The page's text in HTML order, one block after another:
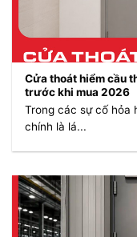
Cửa thoát hiểm cầu
trước khi mua 2026
Trong các sự cố hỏa
chính là lá...